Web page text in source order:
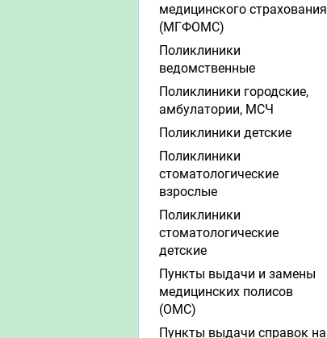
медицинского страхования
(МГФОМС)
Поликлиники
ведомственные
Поликлиники городские,
амбулатории, МСЧ
Поликлиники детские
Поликлиники
стоматологические
взрослые
Поликлиники
стоматологические
детские
Пункты выдачи и замены
медицинских полисов
(ОМС)
Пункты выдачи справок на